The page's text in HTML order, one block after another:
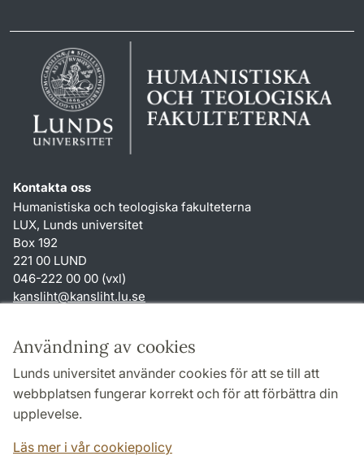
Användning av cookies
Lunds universitet använder cookies för att se till att
webbplatsen fungerar korrekt och för att förbättra din
upplevelse.
Läs mer i vår cookiepolicy
Kontakta oss
Humanistiska och teologiska fakulteterna
LUX, Lunds universitet
Box 192
221 00 LUND
046-222 00 00 (vxl)
kansliht@kansliht.lu.se
Genvägar
Om webbplatsen och cookies
Behandling av personuppgifter
Tillgänglighetsredogörelse